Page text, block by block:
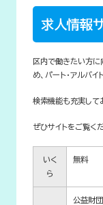
求人情報
区内で働きたい方に
め、パート・アルバ
検索機能も充実して
ぜひサイトをご覧く
いく
ら
無料
公益財